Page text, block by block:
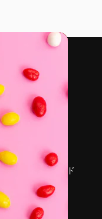
運営
料金
採用情報
検索トレンド
ブログ
イベント
Slidesgo